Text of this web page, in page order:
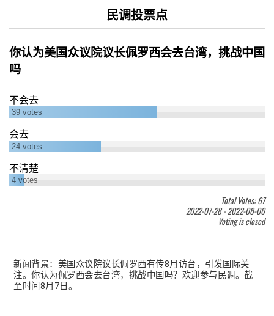
民调投票点
你认为美国众议院议长佩罗西会去台湾，挑战中国
吗
不会去
39 votes
会去
24 votes
不清楚
4 votes
Total Votes: 67
2022-07-28-2022-08-06
Voting is closed
新闻背景：美国众议院议长佩罗西有传8月访台，引发国际关
注。你认为佩罗西会去台湾，挑战中国吗？欢迎参与民调。截
至时间8月7日。